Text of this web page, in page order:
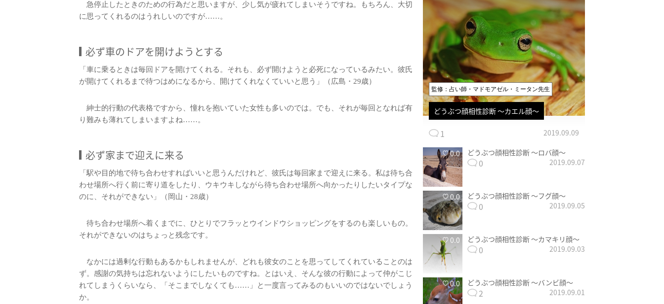
急停止したときのための行為だと思いますが、少し気が疲れてしまいそうですね。もちろん、大切
に思ってくれるのはうれしいのですが……。
必ず車のドアを開けようとする
「車に乗るときは毎回ドアを開けてくれる。それも、必ず開けようと必死になっているみたい。彼氏
が開けてくれるまで待つはめになるから、開けてくれなくていいと思う」（広島・29歳）
紳士的行動の代表格ですから、憧れを抱いていた女性も多いのでは。でも、それが毎回となれば有
り難みも薄れてしまいますよね……。
必ず家まで迎えに来る
「駅や目的地で待ち合わせすればいいと思うんだけれど、彼氏は毎回家まで迎えに来る。私は待ち合
わせ場所へ行く前に寄り道をしたり、ウキウキしながら待ち合わせ場所へ向かったりしたいタイプな
のに、それができない」（岡山・28歳）
待ち合わせ場所へ着くまでに、ひとりでフラッとウインドウショッピングをするのも楽しいもの。
それができないのはちょっと残念です。
なかには過剰な行動もあるかもしれませんが、どれも彼女のことを思ってしてくれていることのは
ず。感謝の気持ちは忘れないようにしたいものですね。とはいえ、そんな彼の行動によって仲がこじ
れてしまうくらいなら、「そこまでしなくても……」と一度言ってみるのもいいのではないでしょう
か。
監修：占い師・マドモアゼル・ミータン先生
どうぶつ顔相性診断 〜カエル顔〜
1 2019.09.09
0.0 どうぶつ顔相性診断 〜ロバ顔〜
0 2019.09.07
0.0 どうぶつ顔相性診断 〜フグ顔〜
0 2019.09.05
0.0 どうぶつ顔相性診断 〜カマキリ顔〜
0 2019.09.03
0.0 どうぶつ顔相性診断 〜バンビ顔〜
2 2019.09.01